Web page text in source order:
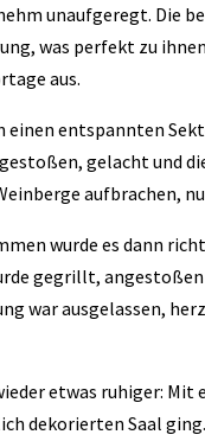
unaufgeregt. Die
was perfekt zu
aus.
einen entspannten
gelacht und
aufbrachen,
wurde es dann
gegrillt,
war ausgelassen,
etwas ruhiger:
dekorierten Saal